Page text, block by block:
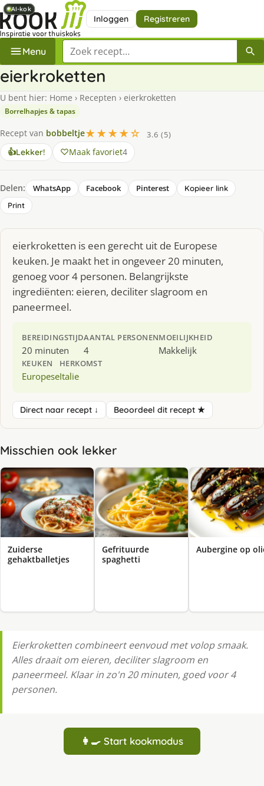
Inloggen Registreren
Menu Zoek een recept
eierkroketten
U bent hier: Home › Recepten › eierkroketten
Borrelhapjes & tapas
Recept van bobbeltje★★★★☆
3.6 (5)
👍Lekker! Maak favoriet4
Delen: WhatsApp Facebook Pinterest
Kopieer link
Print
eierkroketten is een gerecht uit de Europese
keuken. Je maakt het in ongeveer 20 minuten,
genoeg voor 4 personen. Belangrijkste
ingrediënten: eieren, deciliter slagroom en
paneermeel.
BEREIDINGSTIJD
20 minuten
AANTAL PERSONEN
4
MOEILIJKHEID
Makkelijk
KEUKEN
Europese
HERKOMST
Italie
Direct naar recept ↓ Beoordeel dit recept ★
Misschien ook lekker
AI-kok
Zuiderse
gehaktballetjes
AI-kok
Gefrituurde
spaghetti
AI-kok
Aubergine op
AI-kok
Eierkroketten combineert eenvoud met volop smaak.
Alles draait om eieren, deciliter slagroom en
paneermeel. Klaar in zo'n 20 minuten, goed voor 4
personen.
👩‍🍳 Start kookmodus